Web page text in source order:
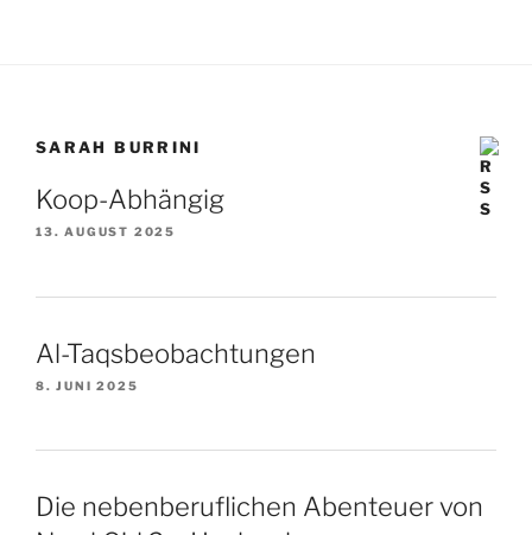
SARAH BURRINI
Koop-Abhängig
13. AUGUST 2025
Al-Taqsbeobachtungen
8. JUNI 2025
Die nebenberuflichen Abenteuer von